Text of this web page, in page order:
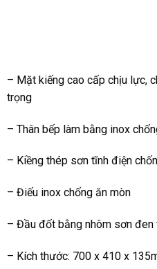
– Mặt kiếng cao cấp chịu lực,
trọng
– Thân bếp làm bằng inox
– Kiềng thép sơn tĩnh điện
– Điếu inox chống ăn mòn
– Đầu đốt bằng nhôm sơn đen
– Kích thước: 700 x 410 x